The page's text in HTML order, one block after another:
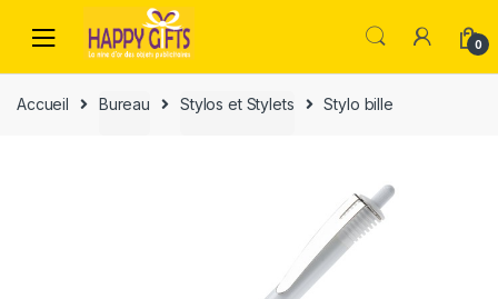
0
Accueil Bureau Stylos et Stylets Stylo bille